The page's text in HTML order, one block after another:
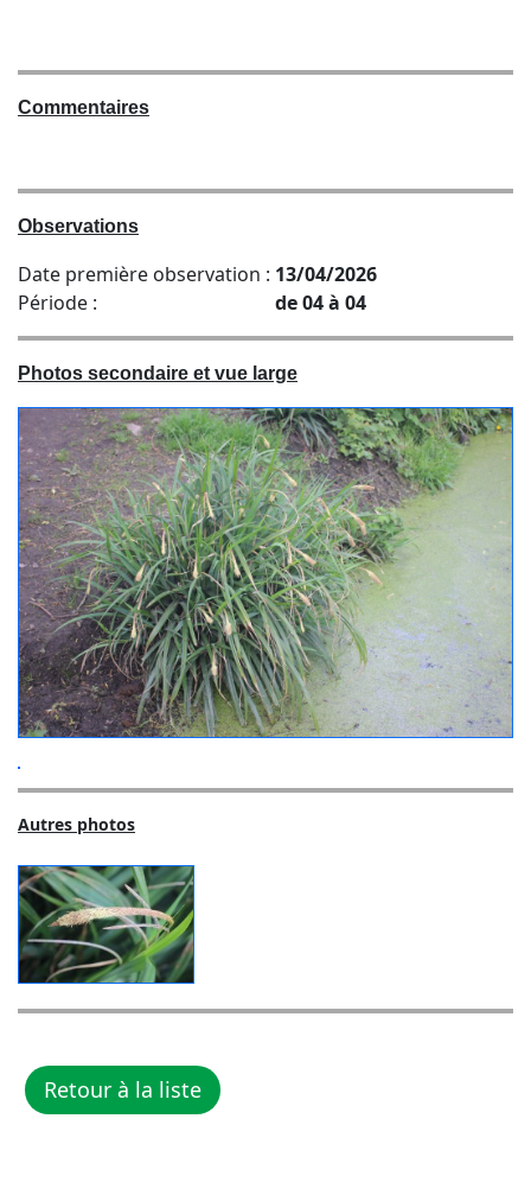
Commentaires
Observations
Date première observation : 13/04/2026
Période :
de 04 à 04
Photos secondaire et vue large
Autres photos